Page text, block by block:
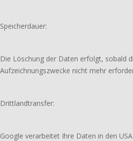
Speicherdauer:
Die Löschung der Daten erfolgt, sobald
Aufzeichnungszwecke nicht mehr
Drittlandtransfer:
Google verarbeitet Ihre Daten in den